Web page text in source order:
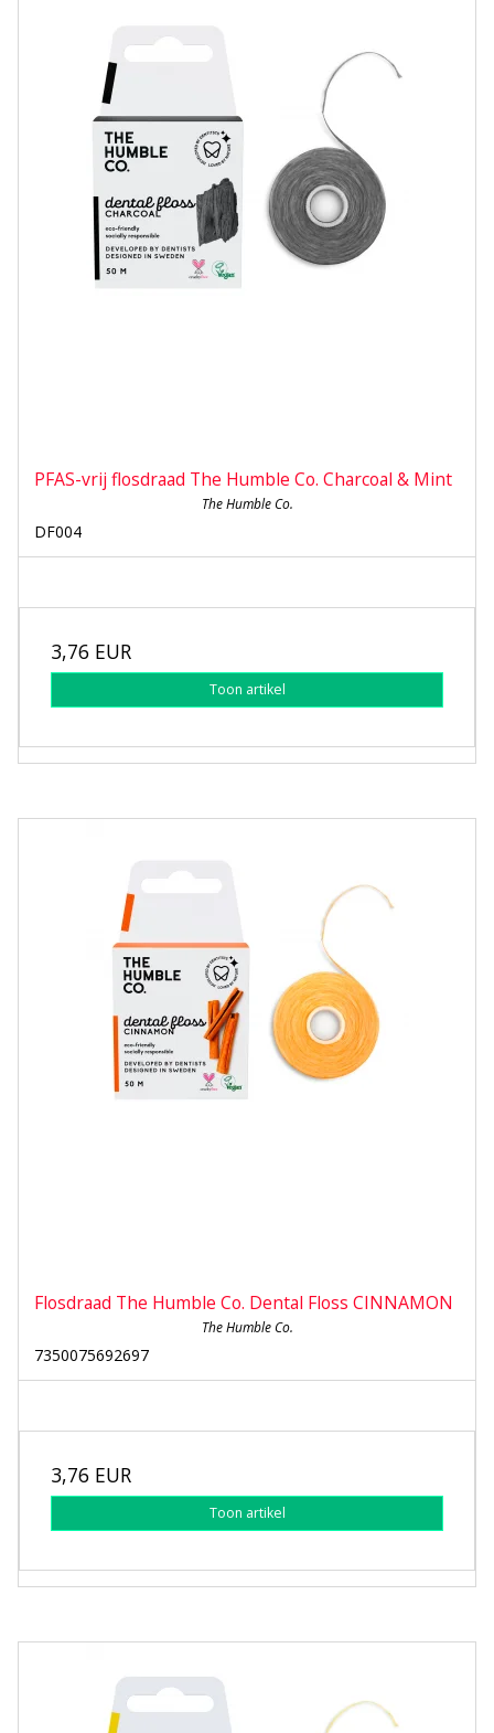
PFAS-vrij flosdraad The Humble Co. Charcoal & Mint
The Humble Co.
DF004
3,76 EUR
Toon artikel
Flosdraad The Humble Co. Dental Floss CINNAMON
The Humble Co.
7350075692697
3,76 EUR
Toon artikel